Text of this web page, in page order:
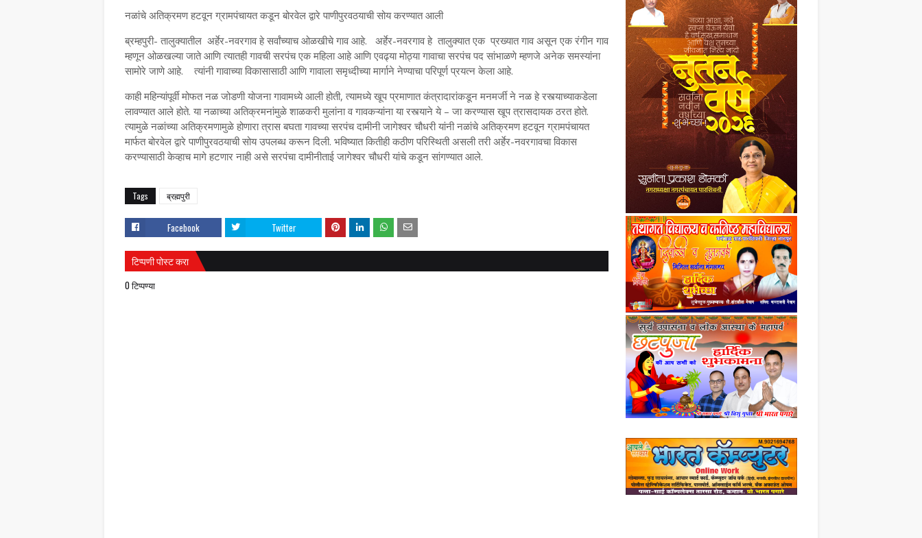
नळांचे अतिक्रमण हटवून ग्रामपंचायत कडून बोरवेल द्वारे पाणीपुरवठयाची सोय करण्यात आली
ब्रम्हपुरी- तालुक्यातील अर्हेर-नवरगाव हे सर्वांच्याच ओळखीचे गाव आहे. अर्हेर-नवरगाव हे तालुक्यात एक प्रख्यात गाव असून एक रंगीन गाव
म्हणून ओळखल्या जाते आणि त्यातही गावची सरपंच एक महिला आहे आणि एवढ्या मोठ्या गावाचा सरपंच पद सांभाळणे म्हणजे अनेक समस्यांना
सामोरे जाणे आहे. त्यांनी गावाच्या विकासासाठी आणि गावाला समृध्दीच्या मार्गाने नेण्याचा परिपूर्ण प्रयत्न केला आहे.
काही महिन्यांपूर्वी मोफत नळ जोडणी योजना गावामध्ये आली होती, त्यामध्ये खूप प्रमाणात कंत्रादारांकडून मनमर्जी ने नळ हे रस्त्याच्याकडेला
लावण्यात आले होते. या नळाच्या अतिक्रमनांमुळे शाळकरी मुलांना व गावकऱ्यांना या रस्त्याने ये – जा करण्यास खूप त्रासदायक ठरत होते.
त्यामुळे नळांच्या अतिक्रमणामुळे होणारा त्रास बघता गावच्या सरपंच दामीनी जागेश्वर चौधरी यांनी नळांचे अतिक्रमण हटवून ग्रामपंचायत
मार्फत बोरवेल द्वारे पाणीपुरवठयाची सोय उपलब्ध करून दिली. भविष्यात कितीही कठीण परिस्थिती असली तरी अर्हेर-नवरगावचा विकास
करण्यासाठी केव्हाच मागे हटणार नाही असे सरपंचा दामीनीताई जागेश्वर चौधरी यांचे कडून सांगण्यात आले.
Tags ब्रह्मपुरी
Facebook Twitter
टिप्पणी पोस्ट करा
0 टिप्पण्या